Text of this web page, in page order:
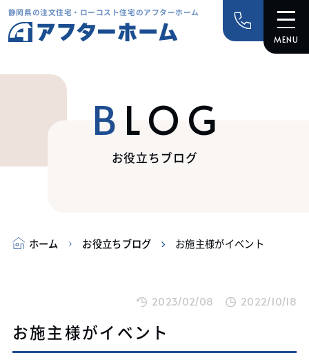
静岡県の注文住宅・ローコスト住宅のアフターホーム
BLOG
お役立ちブログ
ホーム お役立ちブログ お施主様がイベント
2023/02/08 2022/10/18
お施主様がイベント